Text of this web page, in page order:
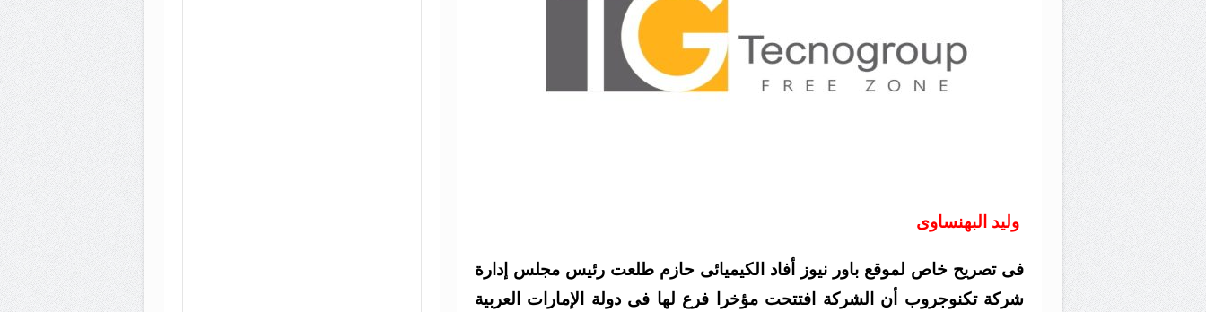
وليد البهنساوى
فى تصريح خاص لموقع باور نيوز أفاد الكيميائى حازم طلعت رئيس مجلس إدارة
شركة تكنوجروب أن الشركة افتتحت مؤخرا فرع لها فى دولة الإمارات العربية